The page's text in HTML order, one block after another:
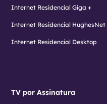
Internet Residencial Giga +
Internet Residencial HughesNet
Internet Residencial Desktop
TV por Assinatura